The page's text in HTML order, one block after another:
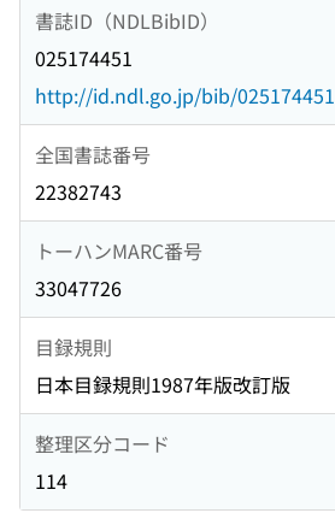
書誌ID（NDLBibID）
025174451
http://id.ndl.go.jp/bib/025174451
全国書誌番号
22382743
トーハンMARC番号
33047726
目録規則
日本目録規則1987年版改訂版
整理区分コード
114